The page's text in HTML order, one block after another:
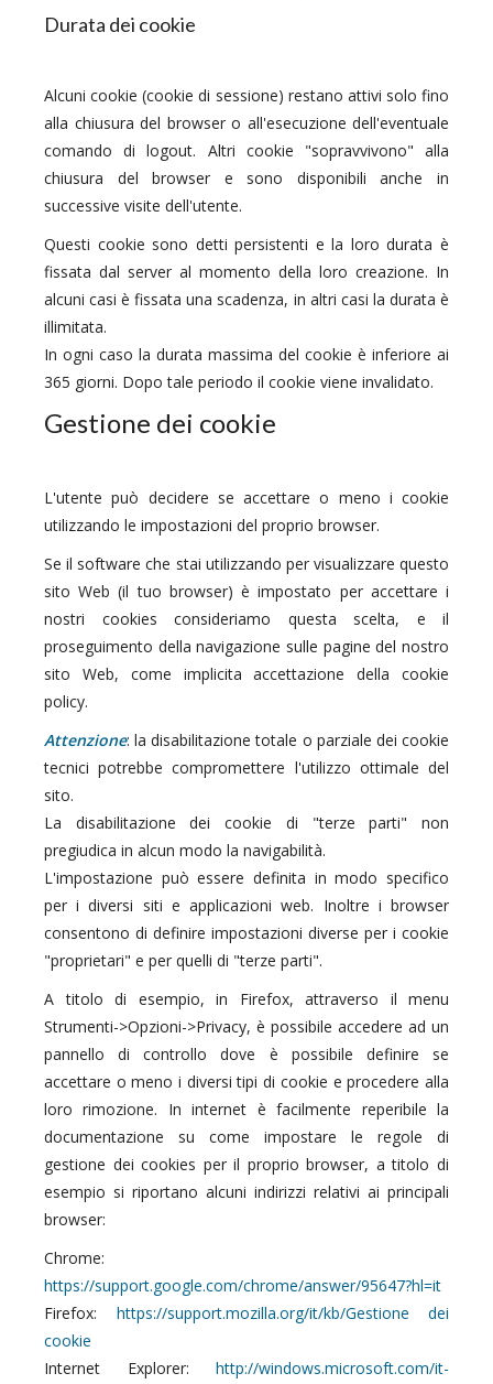
Durata dei cookie
Alcuni cookie (cookie di sessione) restano attivi solo fino
alla chiusura del browser o all'esecuzione dell'eventuale
comando di logout. Altri cookie "sopravvivono" alla
chiusura del browser e sono disponibili anche in
successive visite dell'utente.
Questi cookie sono detti persistenti e la loro durata è
fissata dal server al momento della loro creazione. In
alcuni casi è fissata una scadenza, in altri casi la durata è
illimitata.
In ogni caso la durata massima del cookie è inferiore ai
365 giorni. Dopo tale periodo il cookie viene invalidato.
Gestione dei cookie
L'utente può decidere se accettare o meno i cookie
utilizzando le impostazioni del proprio browser.
Se il software che stai utilizzando per visualizzare questo
sito Web (il tuo browser) è impostato per accettare i
nostri cookies consideriamo questa scelta, e il
proseguimento della navigazione sulle pagine del nostro
sito Web, come implicita accettazione della cookie
policy.
Attenzione: la disabilitazione totale o parziale dei cookie
tecnici potrebbe compromettere l'utilizzo ottimale del
sito.
La disabilitazione dei cookie di "terze parti" non
pregiudica in alcun modo la navigabilità.
L'impostazione può essere definita in modo specifico
per i diversi siti e applicazioni web. Inoltre i browser
consentono di definire impostazioni diverse per i cookie
"proprietari" e per quelli di "terze parti".
A titolo di esempio, in Firefox, attraverso il menu
Strumenti->Opzioni->Privacy, è possibile accedere ad un
pannello di controllo dove è possibile definire se
accettare o meno i diversi tipi di cookie e procedere alla
loro rimozione. In internet è facilmente reperibile la
documentazione su come impostare le regole di
gestione dei cookies per il proprio browser, a titolo di
esempio si riportano alcuni indirizzi relativi ai principali
browser:
Chrome:
https://support.google.com/chrome/answer/95647?hl=it
Firefox: https://support.mozilla.org/it/kb/Gestione dei
cookie
Internet Explorer: http://windows.microsoft.com/it-